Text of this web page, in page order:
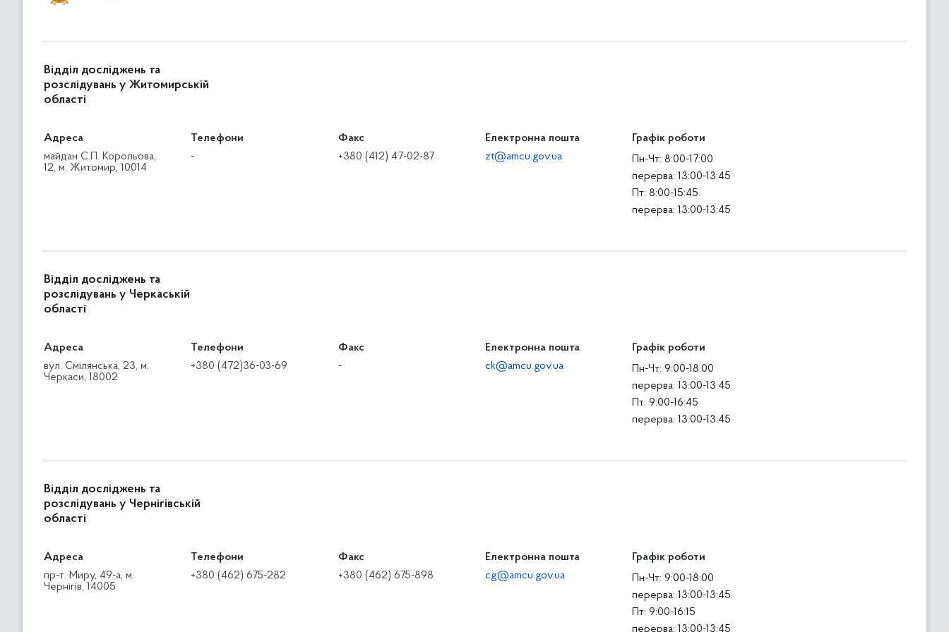
Відділ досліджень та
розслідувань у Житомирській
області
Адреса
майдан С.П. Корольова,
12, м. Житомир, 10014
Телефони
-
Факс
+380 (412) 47-02-87
Електронна пошта
zt@amcu.gov.ua
Графік роботи
Пн-Чт: 8:00-17:00
перерва: 13:00-13:45
Пт: 8:00-15:45
перерва: 13:00-13:45
Відділ досліджень та
розслідувань у Черкаській
області
Адреса
вул. Смілянська, 23, м.
Черкаси, 18002
Телефони
+380 (472)36-03-69
Факс
-
Електронна пошта
ck@amcu.gov.ua
Графік роботи
Пн-Чт: 9:00-18:00
перерва: 13:00-13:45
Пт: 9:00-16:45
перерва: 13:00-13:45
Відділ досліджень та
розслідувань у Чернігівській
області
Адреса
пр-т. Миру, 49-а, м.
Чернігів, 14005
Телефони
+380 (462) 675-282
Факс
+380 (462) 675-898
Електронна пошта
cg@amcu.gov.ua
Графік роботи
Пн-Чт: 9:00-18:00
перерва: 13:00-13:45
Пт: 9:00-16:15
перерва: 13:00-13:45